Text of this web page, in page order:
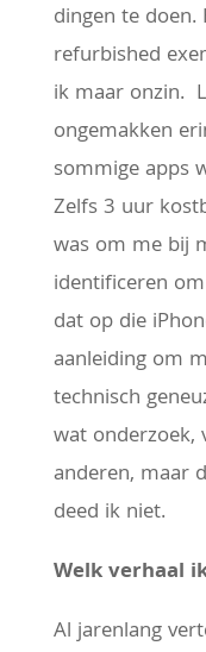
dingen te doen.
refurbished
ik maar onzin.
ongemakken
sommige apps
Zelfs 3 uur
was om me bij
identificeren
dat op die
aanleiding om
technisch
wat onderzoek,
anderen, maar
deed ik niet.
Welk verhaal
Al jarenlang